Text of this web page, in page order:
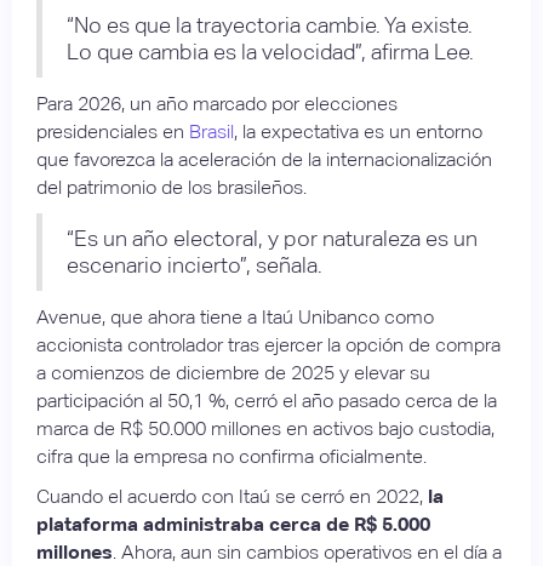
“No es que la trayectoria cambie. Ya existe.
Lo que cambia es la velocidad”, afirma Lee.
Para 2026, un año marcado por elecciones
presidenciales en Brasil, la expectativa es un entorno
que favorezca la aceleración de la internacionalización
del patrimonio de los brasileños.
“Es un año electoral, y por naturaleza es un
escenario incierto”, señala.
Avenue, que ahora tiene a Itaú Unibanco como
accionista controlador tras ejercer la opción de compra
a comienzos de diciembre de 2025 y elevar su
participación al 50,1 %, cerró el año pasado cerca de la
marca de R$ 50.000 millones en activos bajo custodia,
cifra que la empresa no confirma oficialmente.
Cuando el acuerdo con Itaú se cerró en 2022, la
plataforma administraba cerca de R$ 5.000
millones . Ahora, aun sin cambios operativos en el día a